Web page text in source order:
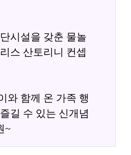
시설을 갖춘 물놀
스 산토리니 컨셉
와 함께 온 가족 행
길 수 있는 신개념
~